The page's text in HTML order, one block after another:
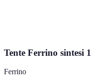
Tente Ferrino sintesi 1
Ferrino